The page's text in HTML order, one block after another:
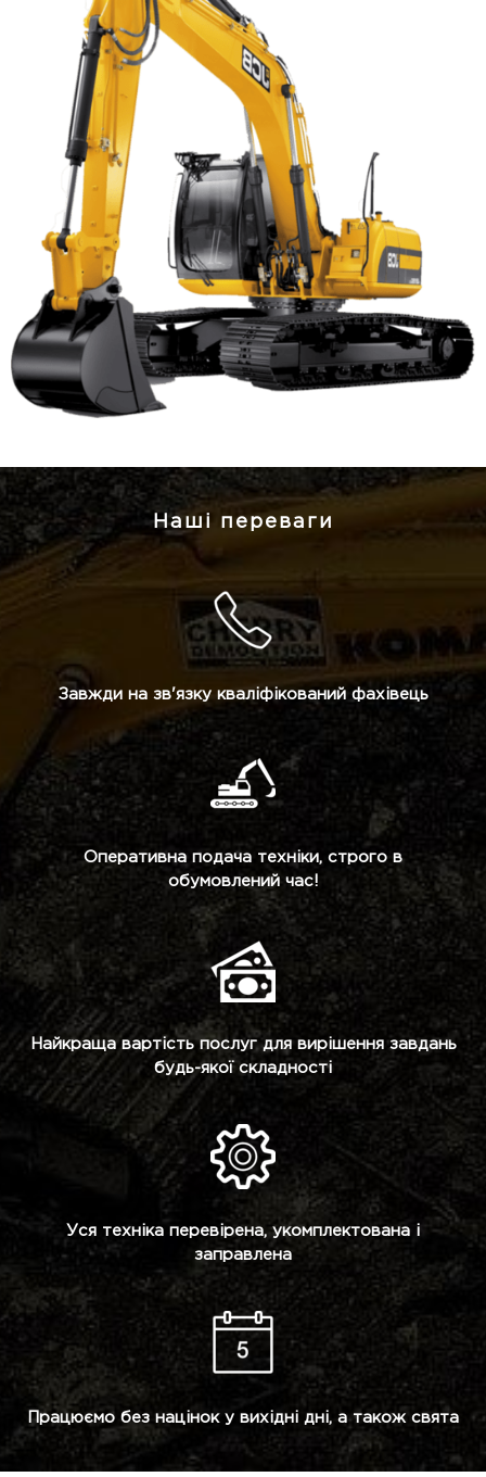
Наші переваги
Завжди на зв'язку кваліфікований фахівець
Оперативна подача техніки, строго в
обумовлений час!
Найкраща вартість послуг для вирішення завдань
будь-якої складності
Уся техніка перевірена, укомплектована і
заправлена
Працюємо без націнок у вихідні дні, а також свята